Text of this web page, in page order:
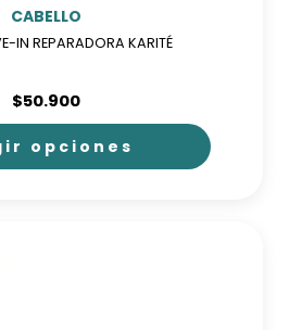
CABELLO
IN REPARADORA KARITÉ
$50.900
opciones